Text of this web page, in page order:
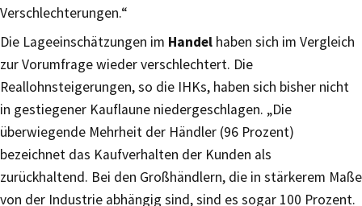
Verschlechterungen.“
Die Lageeinschätzungen im Handel haben sich im Vergleich
zur Vorumfrage wieder verschlechtert. Die
Reallohnsteigerungen, so die IHKs, haben sich bisher nicht
in gestiegener Kauflaune niedergeschlagen. „Die
überwiegende Mehrheit der Händler (96 Prozent)
bezeichnet das Kaufverhalten der Kunden als
zurückhaltend. Bei den Großhändlern, die in stärkerem Maße
von der Industrie abhängig sind, sind es sogar 100 Prozent.